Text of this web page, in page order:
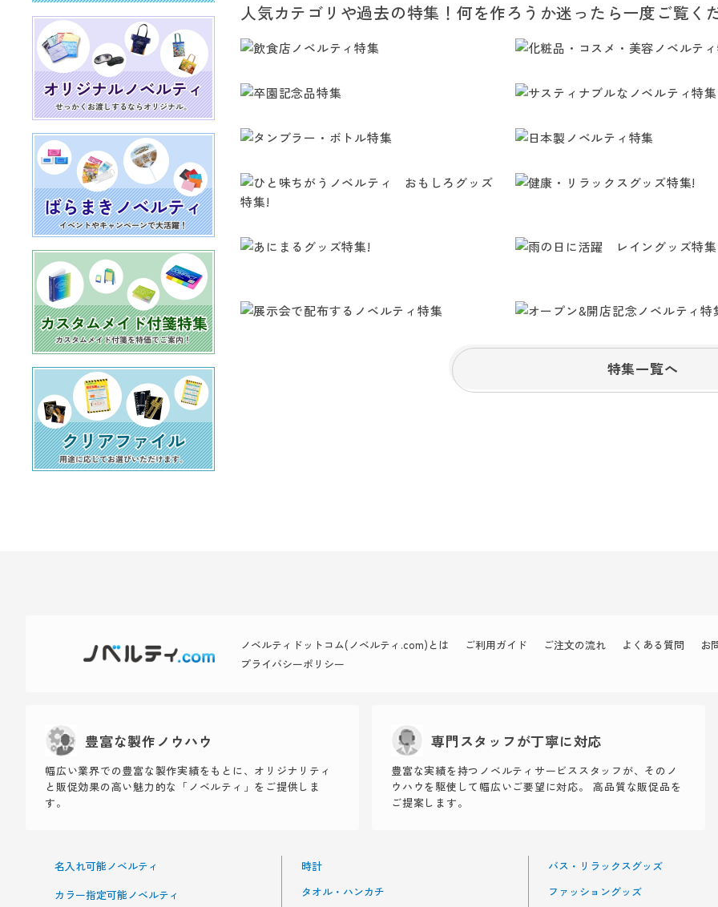
人気カテゴリや過去の特集！何を作ろうか迷ったら一度ご覧く
特集一覧へ
ノベルティドットコム(ノベルティ.com)とは ご利用ガイド ご注文の流れ よくある質問 お
プライバシーポリシー
豊富な製作ノウハウ
幅広い業界での豊富な製作実績をもとに、オリジナリティ
と販促効果の高い魅力的な「ノベルティ」をご提供しま
す。
専門スタッフが丁寧に対応
豊富な実績を持つノベルティサービススタッフが、そのノ
ウハウを駆使して幅広いご要望に対応。 高品質な販促品を
ご提案します。
名入れ可能ノベルティ
カラー指定可能ノベルティ
時計
タオル・ハンカチ
バス・リラックスグッズ
ファッショングッズ